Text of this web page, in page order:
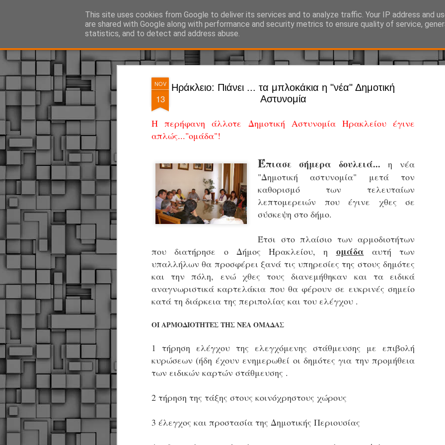
NOV
13
Ηράκλειο: Πιάνει ... τα μπλοκάκια η "νέα" Δημοτική
Αστυνομία
Η περήφανη άλλοτε Δημοτική Αστυνομία Ηρακλείου έγινε
απλώς..."ομάδα"!
Έπιασε σήμερα δουλειά... η νέα
"Δημοτική αστυνομία" μετά τον
καθορισμό των τελευταίων
λεπτομερειών που έγινε χθες σε
σύσκεψη στο δήμο.
Έτσι στο πλαίσιο των αρμοδιοτήτων
που διατήρησε ο Δήμος Ηρακλείου, η ομάδα αυτή των
υπαλλήλων θα προσφέρει ξανά τις υπηρεσίες της στους δημότες
και την πόλη, ενώ χθες τους διανεμήθηκαν και τα ειδικά
αναγνωριστικά καρτελάκια που θα φέρουν σε ευκρινές σημείο
κατά τη διάρκεια της περιπολίας και του ελέγχου .
ΟΙ ΑΡΜΟΔΙΟΤΗΤΕΣ ΤΗΣ ΝΕΑ ΟΜΑΔΑΣ
1 τήρηση ελέγχου της ελεγχόμενης στάθμευσης με επιβολή
κυρώσεων (ήδη έχουν ενημερωθεί οι δημότες για την προμήθεια
των ειδικών καρτών στάθμευσης .
2 τήρηση της τάξης στους κοινόχρηστους χώρους
3 έλεγχος και προστασία της Δημοτικής Περιουσίας
This site uses cookies from Google to deliver its services and to analyze traffic. Your IP address and
are shared with Google along with performance and security metrics to ensure quality of service,
statistics, and to detect and address abuse.
ΔΗΜΟΤΙΚΗ ΑΣΤΥΝΟΜΙΑ, τα νέα! Ό, τι συμβαίνει γύρω από τη Δημοτική Αστυνομία, την τοπική
JUL
Άργος -
Η Δημοτική Αστυνομία
καθώς από την 1η
επιχειρησιακή
παρουσία του Δήμου
χώρους.
ήδη ολοκληρώσει την
είναι έτοιμοι να
Στο πλαίσιο της
ολοκαίνουργια
τις περιπολίες και τις
στελεχών της υπηρεσίας.
JUN
Αναμνηστικά
ελέγχων σε ιδιοκτήτες
Θεσσαλονίκης: Ένταση